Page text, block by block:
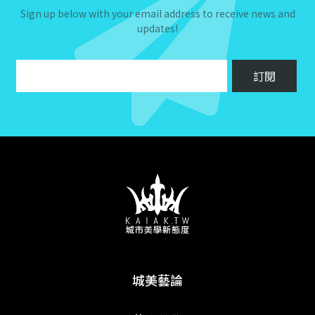
Sign up below with your email address to receive news and
updates!
城美藝論